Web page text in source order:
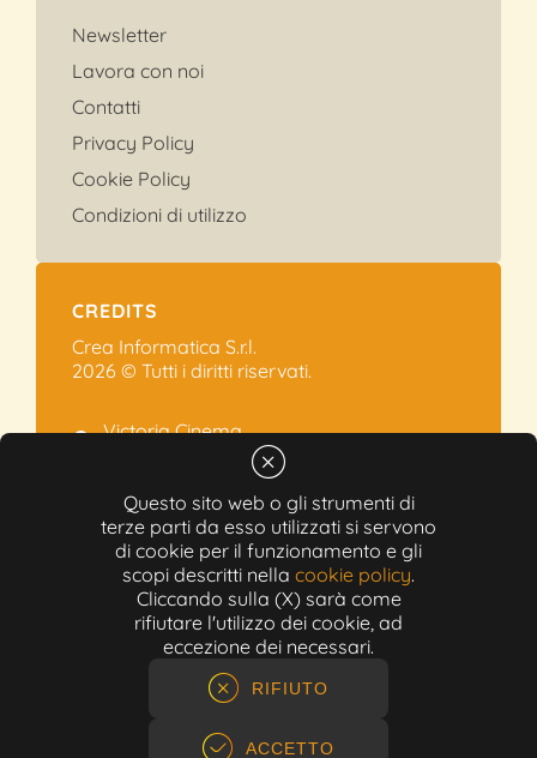
Questo sito web o gli strumenti di
terze parti da esso utilizzati si servono
di cookie per il funzionamento e gli
scopi descritti nella cookie policy.
Cliccando sulla (X) sarà come
rifiutare l'utilizzo dei cookie, ad
eccezione dei necessari.
RIFIUTO
ACCETTO
Newsletter
Lavora con noi
Contatti
Privacy Policy
Cookie Policy
Condizioni di utilizzo
CREDITS
Crea Informatica S.r.l.
2026 © Tutti i diritti riservati.
Victoria Cinema
Via Ramelli, 101 - Modena
+39 059.454622
info@victoriacinema.it
Partita IVA: 02603471208
N-REA: 452611
Capitale sociale: 300.000,00€